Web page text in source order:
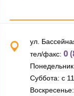
ул.
тел/факс: 0
Суббота: с